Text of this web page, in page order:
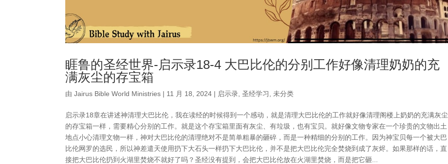
睚鲁的圣经世界-启示录18-4 大巴比伦的分别工作好像清理奶奶的充
满灰尘的存宝箱
由Jairus Bible World Ministries | 11 月 18, 2024 | 启示录 ,圣经学习 未分类
启示录18章在讲述神清理大巴比伦，我在读经的时候得到一个感动，就是清理大巴比伦的工作就好像清理阁楼上奶奶的充满灰尘
的存宝箱一样，需要精心分别的工作。就是这个存宝箱里面有灰尘、有垃圾，也有宝贝。就好像文物专家在一个珍贵的文物出土
地点小心清理文物一样，神对大巴比伦的清理绝对不是简单粗暴的砸碎，而是一种精细的分别的工作。因为神宝贝每一个被大巴
比伦网罗的选民，所以神差遣天使用扔下大石头一样扔下大巴比伦，并不是把大巴比伦完全焚烧到成了灰烬。如果那样的话，直
接把大巴比伦扔到火湖里焚烧不就好了吗？圣经没有提到，会把大巴比伦放在火湖里焚烧，而是把它砸...